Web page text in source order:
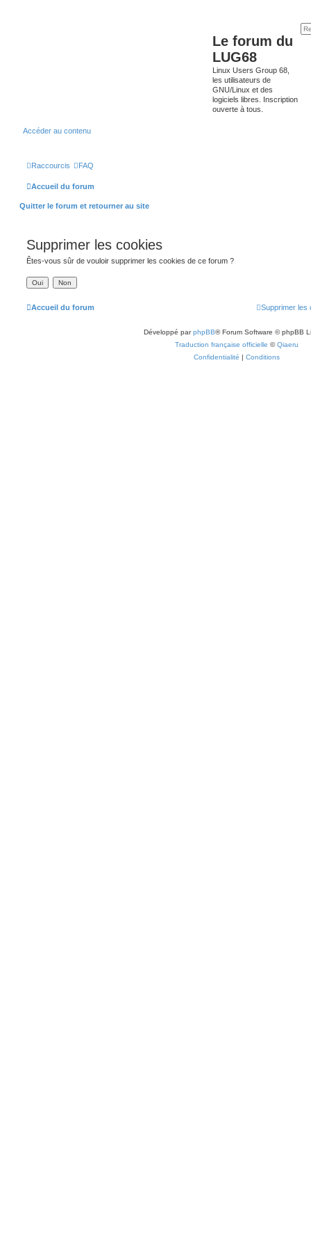
Le forum du
LUG68
Linux Users Group 68,
les utilisateurs de
GNU/Linux et des
logiciels libres. Inscription
ouverte à tous.
Accéder au contenu
Raccourcis FAQ
Accueil du forum
Quitter le forum et retourner au site
Supprimer les cookies
Êtes-vous sûr de vouloir supprimer les cookies de ce forum ?
Accueil du forum Supprimer les
Développé parphpBB® Forum Software © phpBB
Traduction française officielle ©Qiaeru
Confidentialité | Conditions